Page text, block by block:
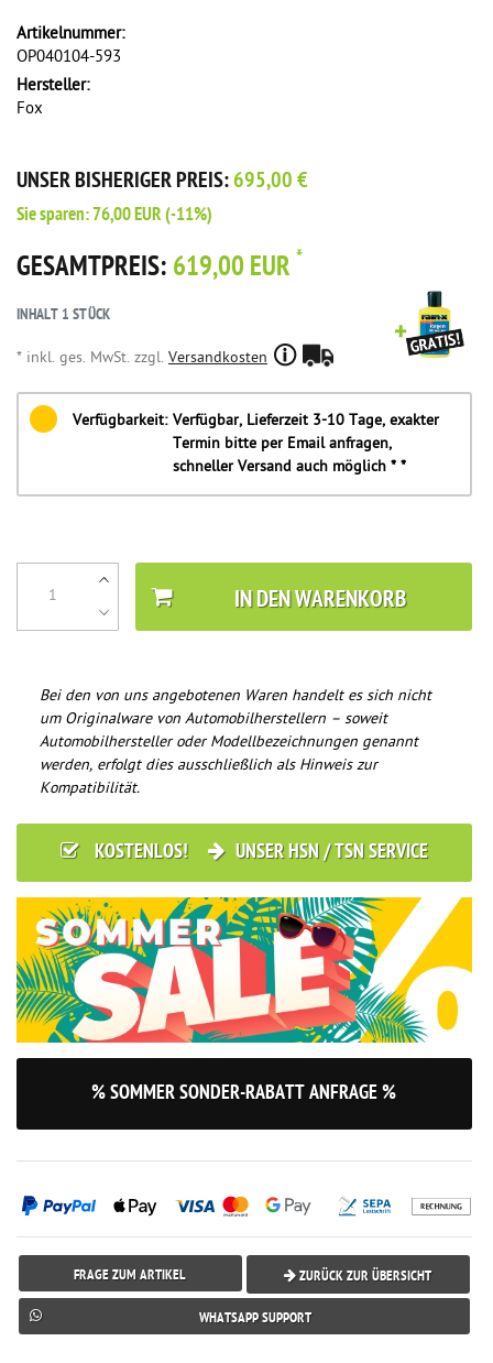
Artikelnummer:
OP040104-593
Hersteller:
Fox
UNSER BISHERIGER PREIS:695,00 €
Sie sparen:76,00 EUR(-11%)
GESAMTPREIS: 619,00 EUR *
INHALT 1STÜCK
* inkl. ges. MwSt. zzgl. Versandkosten
Verfügbarkeit: Verfügbar, Lieferzeit 3-10 Tage, exakter
Termin bitte per Email anfragen,
schneller Versand auch möglich * *
IN DEN WARENKORB
Bei den von uns angebotenen Waren handelt es sich nicht
um Originalware von Automobilherstellern – soweit
Automobilhersteller oder Modellbezeichnungen genannt
werden, erfolgt dies ausschließlich als Hinweis zur
Kompatibilität.
KOSTENLOS! UNSER HSN / TSN SERVICE
% SOMMER SONDER-RABATT ANFRAGE %
FRAGE ZUM ARTIKEL ZURÜCK ZUR ÜBERSICHT
WHATSAPP SUPPORT